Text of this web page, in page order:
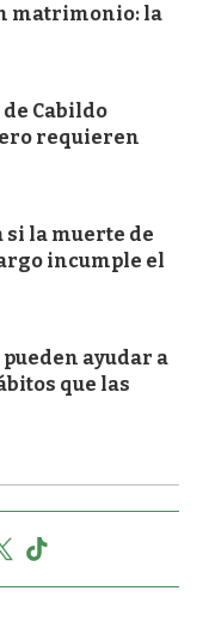
matrimonio: la
Cabildo
requieren
la muerte de
incumple el
ayudar a
que las